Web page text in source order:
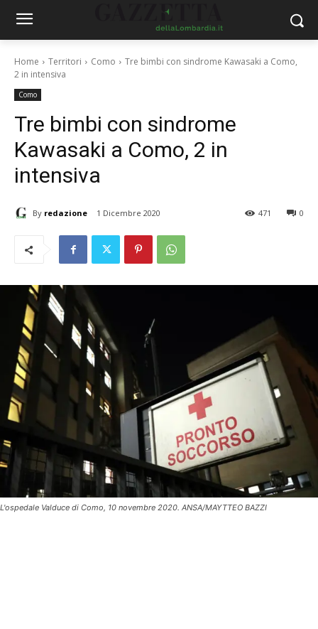
Home Territori Como
Tre bimbi con sindrome Kawasaki a Como,
2 in intensiva
Como
Tre bimbi con sindrome
Kawasaki a Como, 2 in
intensiva
By redazione 1 Dicembre 2020 0
471
L'ospedale Valduce di Como, 10 novembre 2020. ANSA/MAYTTEO BAZZI